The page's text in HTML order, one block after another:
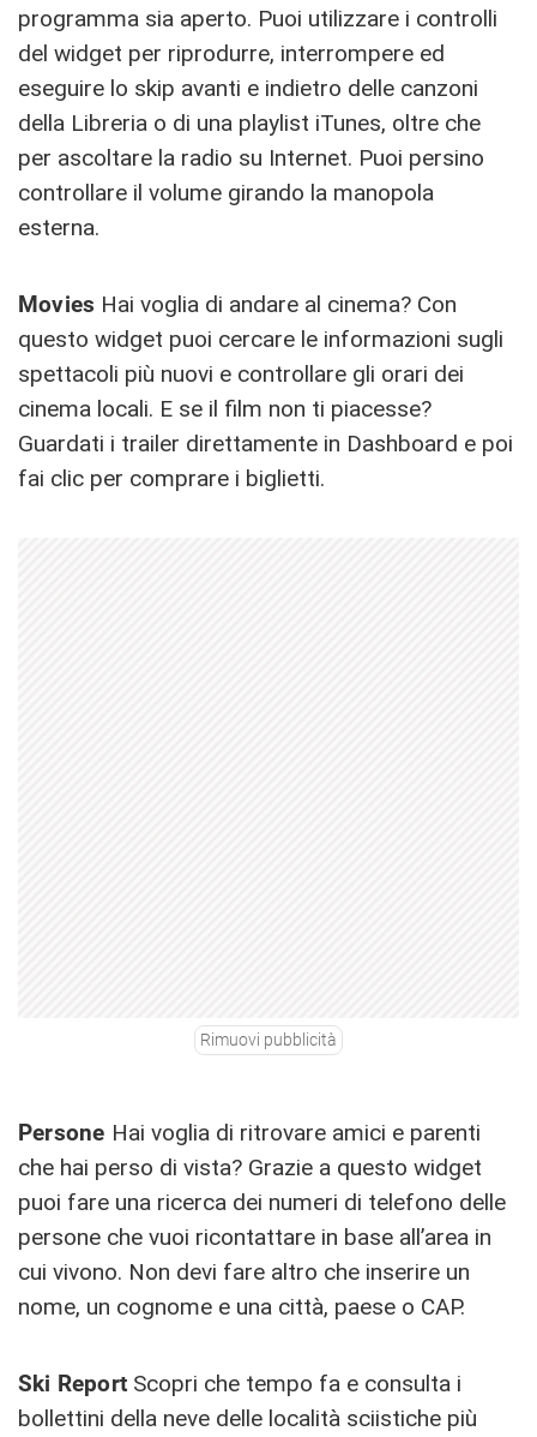
programma sia aperto. Puoi utilizzare i controlli
del widget per riprodurre, interrompere ed
eseguire lo skip avanti e indietro delle canzoni
della Libreria o di una playlist iTunes, oltre che
per ascoltare la radio su Internet. Puoi persino
controllare il volume girando la manopola
esterna.
Movies Hai voglia di andare al cinema? Con
questo widget puoi cercare le informazioni sugli
spettacoli più nuovi e controllare gli orari dei
cinema locali. E se il film non ti piacesse?
Guardati i trailer direttamente in Dashboard e poi
fai clic per comprare i biglietti.
Rimuovi pubblicità
Persone Hai voglia di ritrovare amici e parenti
che hai perso di vista? Grazie a questo widget
puoi fare una ricerca dei numeri di telefono delle
persone che vuoi ricontattare in base all’area in
cui vivono. Non devi fare altro che inserire un
nome, un cognome e una città, paese o CAP.
Ski Report Scopri che tempo fa e consulta i
bollettini della neve delle località sciistiche più